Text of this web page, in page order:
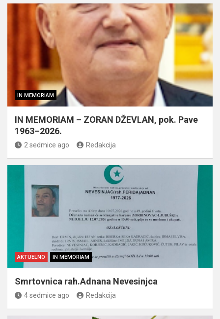
IN MEMORIAM
IN MEMORIAM – ZORAN DŽEVLAN, pok. Pave
1963–2026.
2 sedmice ago Redakcija
AKTUELNO IN MEMORIAM
Smrtovnica rah.Adnana Nevesinjca
4 sedmice ago Redakcija